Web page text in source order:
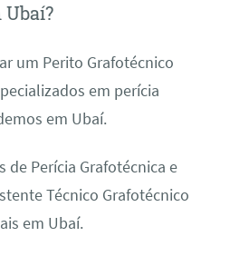
Ubaí?
um Perito Grafotécnico
em perícia
em Ubaí.
de Perícia Grafotécnica e
Técnico Grafotécnico
em Ubaí.